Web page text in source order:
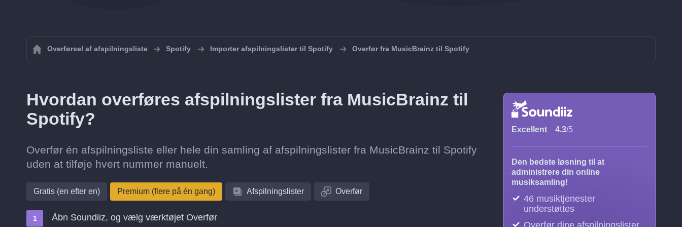
Overførsel af afspilningsliste Spotify Importer afspilningslister til Spotify Overfør fra MusicBrainz til Spotify
Hvordan overføres afspilningslister fra MusicBrainz til
Spotify?
Overfør én afspilningsliste eller hele din samling af afspilningslister fra MusicBrainz til Spotify
uden at tilføje hvert nummer manuelt.
Gratis (en efter en) Premium (flere på én gang) Afspilningslister Overfør
Åbn Soundiiz, og vælg værktøjet Overfør
Excellent 4.3/5
Den bedste løsning til at
administrere din online
musiksamling!
46 musiktjenester
understøttes
Overfør dine afspilningslister